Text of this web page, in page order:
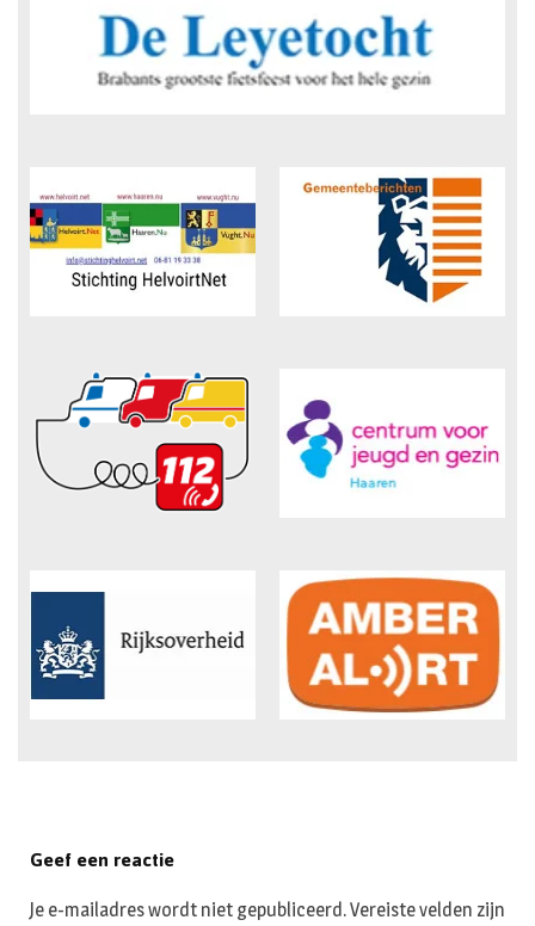
Geef een reactie
Je e-mailadres wordt niet gepubliceerd.Vereiste velden zijn